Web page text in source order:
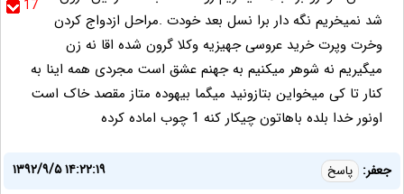
17
شد نمیخریم نگه دار برا نسل بعد خودت .مراحل ازدواج کردن
وخرت وپرت خرید عروسی جهیزیه وکلا گرون شده اقا نه زن
میگیریم نه شوهر میکنیم به جهنم عشق است مجردی همه اینا به
کنار تا کی میخواین بتازونید میگما بیهوده متاز مقصد خاک است
اونور خدا بلده باهاتون چیکار کنه 1 چوب اماده کرده
جعفر: پاسخ
۱۳۹۲/۹/۵ ۱۴:۲۲:۱۹